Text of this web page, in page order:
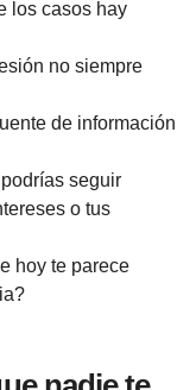
los casos hay
no siempre
de información
seguir
o tus
hoy te parece